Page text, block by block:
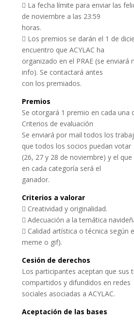
 La fecha límite para enviar las
de noviembre a las 23:59
horas.
 Los premios se darán el 1 de
encuentro que ACYLAC ha
organizado en el PRAE (se enviará
info). Se contactará antes
con los premiados.
Premios
Se otorgará 1 premio en cada una
Criterios de evaluación
Se enviará por mail todos los
que todos los socios puedan votar
(26, 27 y 28 de noviembre) y el
en cada categoría será el
ganador.
Criterios a valorar
 Creatividad y originalidad.
 Adecuación a la temática
 Calidad artística o técnica según
meme o gif).
Cesión de derechos
Los participantes aceptan que sus
compartidos y difundidos en redes
sociales asociadas a ACYLAC.
Aceptación de las bases